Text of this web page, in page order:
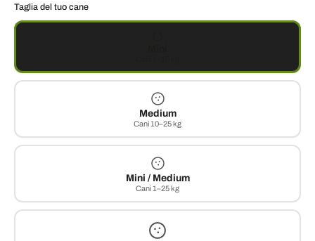
Taglia del tuo cane
Medium
Cani 10–25 kg
Mini / Medium
Cani 1–25 kg